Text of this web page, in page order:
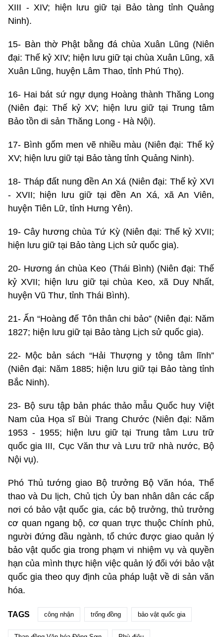
XIII - XIV; hiện lưu giữ tại Bảo tàng tỉnh Quảng
Ninh).
15- Bàn thờ Phật bằng đá chùa Xuân Lũng (Niên
đại: Thế kỷ XIV; hiện lưu giữ tại chùa Xuân Lũng, xã
Xuân Lũng, huyện Lâm Thao, tỉnh Phú Thọ).
16- Hai bát sứ ngự dụng Hoàng thành Thăng Long
(Niên đại: Thế kỷ XV; hiện lưu giữ tại Trung tâm
Bảo tồn di sản Thăng Long - Hà Nội).
17- Bình gốm men vẽ nhiều màu (Niên đại: Thế kỷ
XV; hiện lưu giữ tại Bảo tàng tỉnh Quảng Ninh).
18- Tháp đất nung đền An Xá (Niên đại: Thế kỷ XVI
- XVII; hiện lưu giữ tại đền An Xá, xã An Viên,
huyện Tiên Lữ, tỉnh Hưng Yên).
19- Cây hương chùa Tứ Kỳ (Niên đại: Thế kỷ XVII;
hiện lưu giữ tại Bảo tàng Lịch sử quốc gia).
20- Hương án chùa Keo (Thái Bình) (Niên đại: Thế
kỷ XVII; hiện lưu giữ tại chùa Keo, xã Duy Nhất,
huyện Vũ Thư, tỉnh Thái Bình).
21- Ấn “Hoàng đế Tôn thân chi bảo” (Niên đại: Năm
1827; hiện lưu giữ tại Bảo tàng Lịch sử quốc gia).
22- Mộc bản sách “Hải Thượng y tông tâm lĩnh”
(Niên đại: Năm 1885; hiện lưu giữ tại Bảo tàng tỉnh
Bắc Ninh).
23- Bộ sưu tập bản phác thảo mẫu Quốc huy Việt
Nam của Họa sĩ Bùi Trang Chước (Niên đại: Năm
1953 - 1955; hiện lưu giữ tại Trung tâm Lưu trữ
quốc gia III, Cục Văn thư và Lưu trữ nhà nước, Bộ
Nội vụ).
Phó Thủ tướng giao Bộ trưởng Bộ Văn hóa, Thể
thao và Du lịch, Chủ tịch Ủy ban nhân dân các cấp
nơi có bảo vật quốc gia, các bộ trưởng, thủ trưởng
cơ quan ngang bộ, cơ quan trực thuộc Chính phủ,
người đứng đầu ngành, tổ chức được giao quản lý
bảo vật quốc gia trong phạm vi nhiệm vụ và quyền
hạn của mình thực hiện việc quản lý đối với bảo vật
quốc gia theo quy định của pháp luật về di sản văn
hóa.
TAGS công nhận trống đồng bảo vật quốc gia